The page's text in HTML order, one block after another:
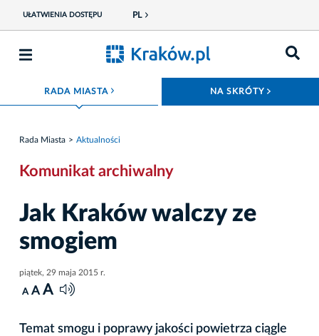
UŁATWIENIA DOSTĘPU PL
RADA MIASTAROZWIŃ MENU NA SKRÓTY
Rada Miasta Aktualności
Komunikat archiwalny
Jak Kraków walczy ze
smogiem
piątek, 29 maja 2015 r.
A A A
Temat smogu i poprawy jakości powietrza ciągle